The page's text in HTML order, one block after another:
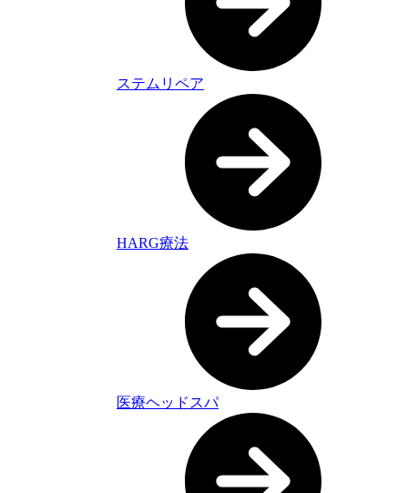
ステムリペア
HARG療法
医療ヘッドスパ